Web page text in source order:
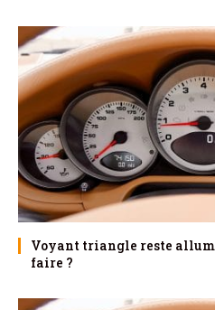
Voyant triangle reste
faire ?